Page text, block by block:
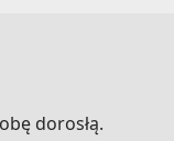
dorosłą.